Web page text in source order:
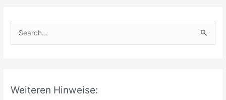
n
Weiteren Hinweise: